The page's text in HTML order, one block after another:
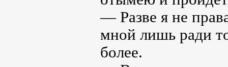
— Разве я не
мной лишь ради
более.